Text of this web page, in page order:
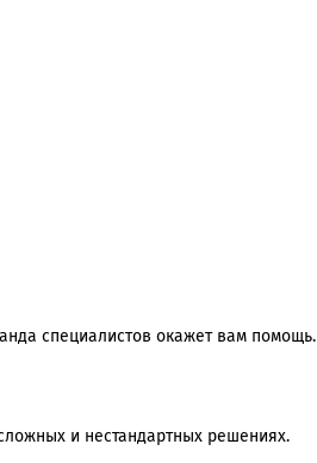
специалиcтов окажет вам помощь.
и нестандартных решениях.